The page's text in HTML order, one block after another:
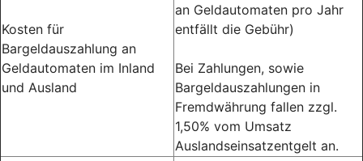
Kosten für
Bargeldauszahlung an
Geldautomaten im Inland
und Ausland
an Geldautomaten pro Jahr
entfällt die Gebühr)
Bei Zahlungen, sowie
Bargeldauszahlungen in
Fremdwährung fallen zzgl.
1,50% vom Umsatz
Auslandseinsatzentgelt an.